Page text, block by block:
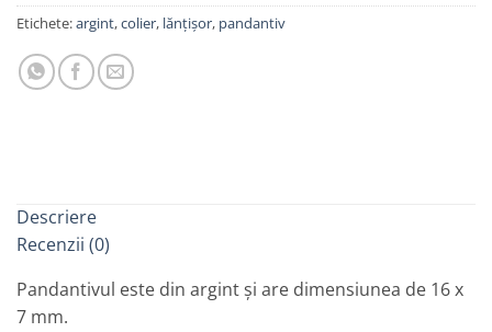
Etichete:argint,colier, lănțișor, pandantiv
Descriere
Recenzii (0)
Pandantivul este din argint și are dimensiunea de 16 x
7 mm.